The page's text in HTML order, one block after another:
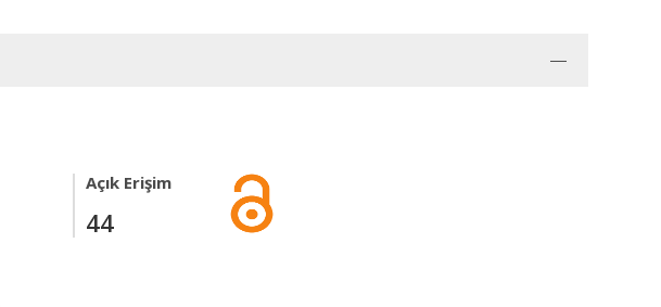
Açık Erişim
44